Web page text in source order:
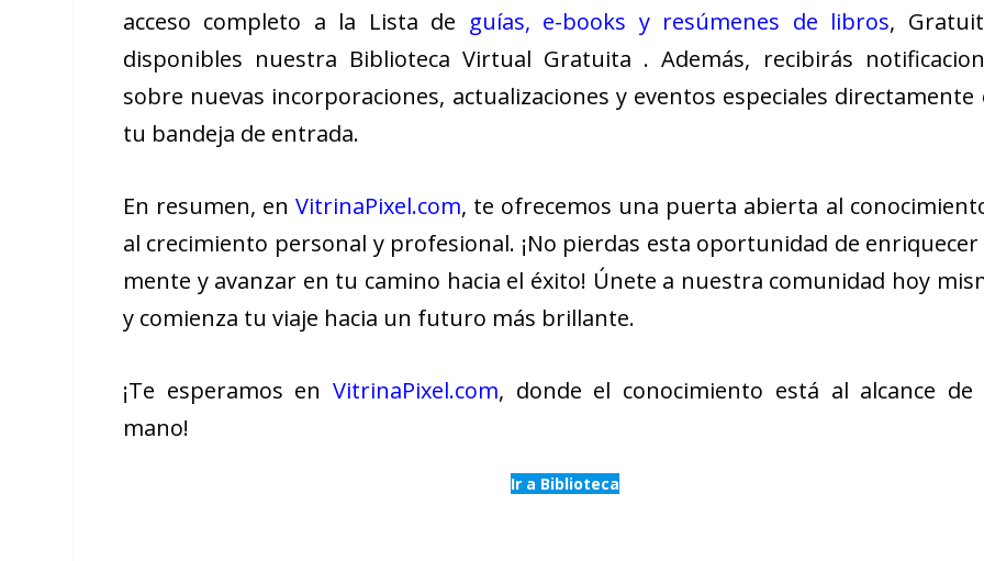
acceso completo a la Lista de guías, e-books y resúmenes de libros,
disponibles nuestra Biblioteca Virtual Gratuita . Además, recibirás
sobre nuevas incorporaciones, actualizaciones y eventos especiales directamente
tu bandeja de entrada.
En resumen, enVitrinaPixel.com, te ofrecemos una puerta abierta al
al crecimiento personal y profesional. ¡No pierdas esta oportunidad de
mente y avanzar en tu camino hacia el éxito! Únete a nuestra comunidad hoy
y comienza tu viaje hacia un futuro más brillante.
¡Te esperamos enVitrinaPixel.com, donde el conocimiento está al alcance de
mano!
Ir a Biblioteca